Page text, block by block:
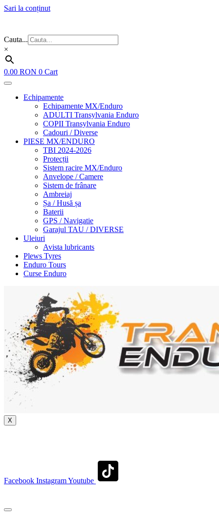
Sari la conținut
Cauta...
×
0.00 RON 0 Cart
Echipamente
Echipamente MX/Enduro
ADULTI Transylvania Enduro
COPII Transylvania Enduro
Cadouri / Diverse
PIESE MX/ENDURO
TBI 2024-2026
Protecții
Sistem racire MX/Enduro
Anvelope / Camere
Sistem de frânare
Ambreiaj
Șa / Husă șa
Baterii
GPS / Navigatie
Garajul TAU / DIVERSE
Uleiuri
Avista lubricants
Plews Tyres
Enduro Tours
Curse Enduro
X
Facebook InstagramYoutube